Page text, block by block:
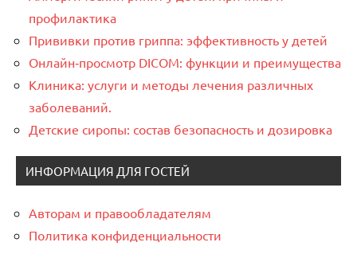
профилактика
Прививки против гриппа: эффективность у детей
Онлайн‑просмотр DICOM: функции и преимущества
Клиника: услуги и методы лечения различных
заболеваний.
Детские сиропы: состав безопасность и дозировка
ИНФОРМАЦИЯ ДЛЯ ГОСТЕЙ
Авторам и правообладателям
Политика конфиденциальности